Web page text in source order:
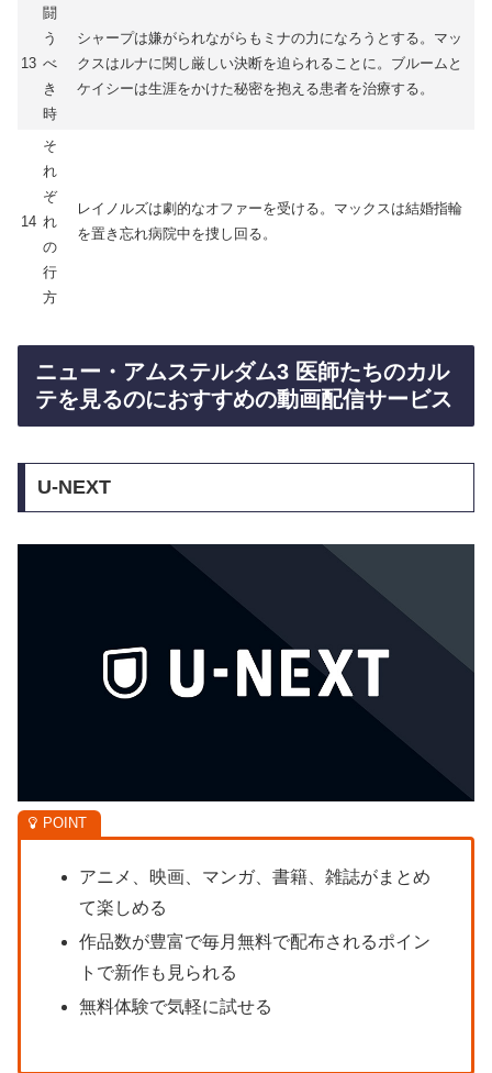
13
闘
う
べ
き
時
シャープは嫌がられながらもミナの力になろうとする。マッ
クスはルナに関し厳しい決断を迫られることに。ブルームと
ケイシーは生涯をかけた秘密を抱える患者を治療する。
14
そ
れ
ぞ
れ
の
行
方
レイノルズは劇的なオファーを受ける。マックスは結婚指輪
を置き忘れ病院中を捜し回る。
ニュー・アムステルダム3 医師たちのカル
テを見るのにおすすめの動画配信サービス
U-NEXT
アニメ、映画、マンガ、書籍、雑誌がまとめ
て楽しめる
作品数が豊富で毎月無料で配布されるポイン
トで新作も見られる
無料体験で気軽に試せる